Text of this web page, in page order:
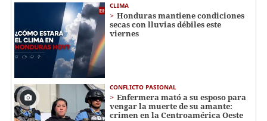
CLIMA
Honduras mantiene condiciones
secas con lluvias débiles este
viernes
CONFLICTO PASIONAL
Enfermera mató a su esposo para
vengar la muerte de su amante:
crimen en la Centroamérica Oeste